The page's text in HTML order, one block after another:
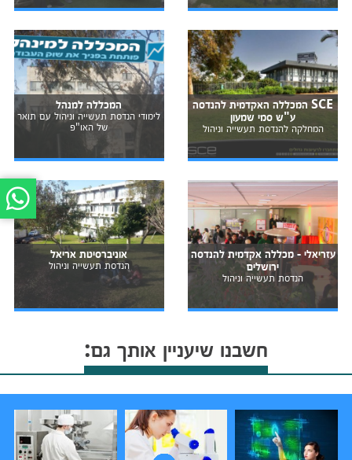
SCE המכללה האקדמית להנדסה
ע"ש סמי שמעון
המחלקה להנדסת תעשייה וניהול
המכללה למנהל
לימודי הנדסת תעשייה וניהול עם תואר
של האו"פ
עזריאלי - מכללה אקדמית להנדסה
ירושלים
הנדסת תעשייה וניהול
אוניברסיטת אריאל
הנדסת תעשייה וניהול
חשבנו שיעניין אותך גם: